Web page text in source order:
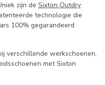
zijn de Sixton Outdry
technologie die
100% gegarandeerd
verschillende werkschoenen,
met Sixton